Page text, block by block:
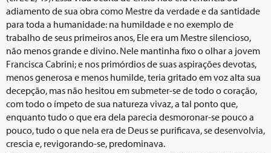
adiamento de sua obra como Mestre da verdade e da santidade
para toda a humanidade: na humildade e no exemplo de
trabalho de seus primeiros anos, Ele era um Mestre silencioso,
não menos grande e divino. Nele mantinha fixo o olhar a jovem
Francisca Cabrini; e nos primórdios de suas aspirações devotas,
menos generosa e menos humilde, teria gritado em voz alta sua
decepção, mas não hesitou em submeter-se de todo o coração,
com todo o ímpeto de sua natureza vivaz, a tal ponto que,
enquanto tudo o que era dela parecia desmoronar-se pouco a
pouco, tudo o que nela era de Deus se purificava, se desenvolvia,
crescia e, revigorando-se, predominava.